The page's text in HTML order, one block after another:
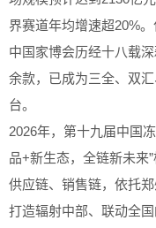
界赛道年均增速超20%。
中国家博会历经十八载
余款，已成为三全、双
台。
2026年，第十九届中国
品+新生态，全链新未来
供应链、销售链，依托郑
打造辐射中部、联动全国